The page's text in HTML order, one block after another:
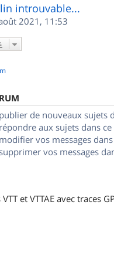
introuvable...
2021, 11:53
publier de nouveaux sujets
répondre aux sujets dans
modifier vos messages
supprimer vos messages
et VTTAE avec traces